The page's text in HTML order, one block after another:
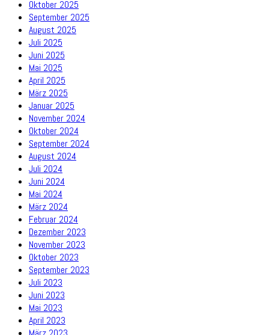
Oktober 2025
September 2025
August 2025
Juli 2025
Juni 2025
Mai 2025
April 2025
März 2025
Januar 2025
November 2024
Oktober 2024
September 2024
August 2024
Juli 2024
Juni 2024
Mai 2024
März 2024
Februar 2024
Dezember 2023
November 2023
Oktober 2023
September 2023
Juli 2023
Juni 2023
Mai 2023
April 2023